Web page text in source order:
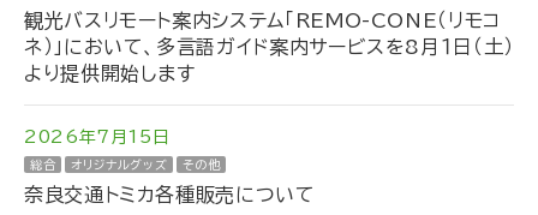
観光バスリモート案内システム「REMO-CONE（リモコ
ネ）」において、多言語ガイド案内サービスを8月１日（土）
より提供開始します
2026年7月15日
総合 オリジナルグッズ その他
奈良交通トミカ各種販売について